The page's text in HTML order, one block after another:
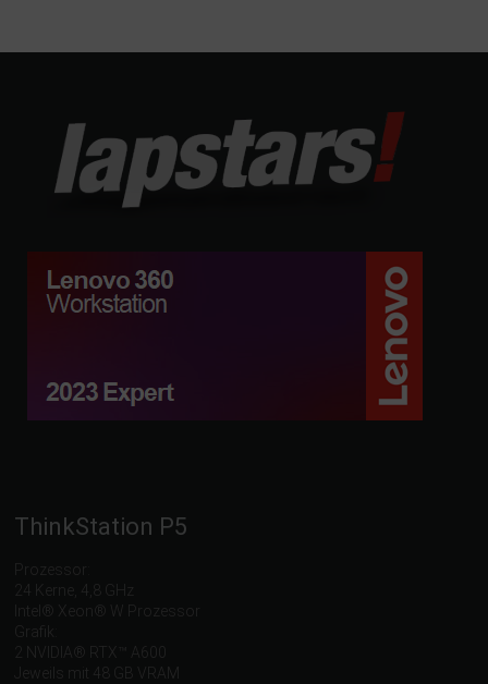
ThinkStation P5
Prozessor:
24 Kerne, 4,8 GHz
Intel® Xeon® W Prozessor
Grafik:
2 NVIDIA® RTX™ A600
Jeweils mit 48 GB VRAM